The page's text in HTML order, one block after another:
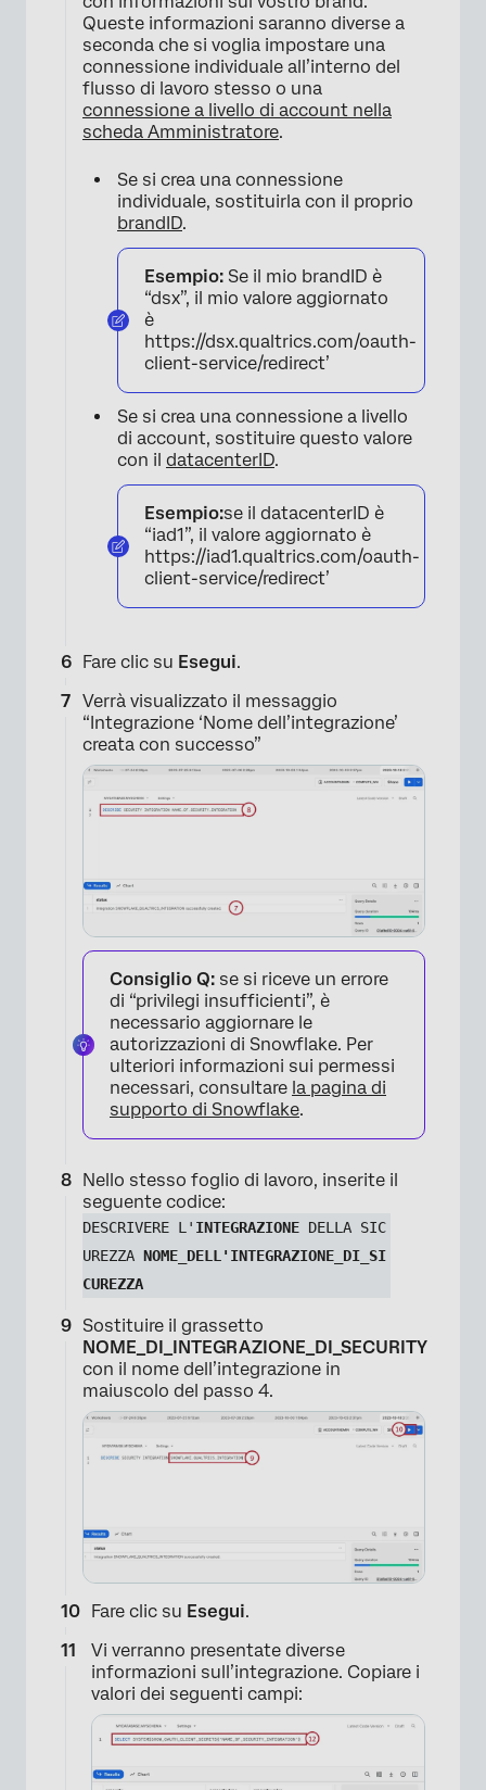
×
Queste informazioni saranno diverse a
seconda che si voglia impostare una
connessione individuale all’interno del
flusso di lavoro stesso o una
connessione a livello di account nella
scheda Amministratore.
Se si crea una connessione
individuale, sostituirla con il proprio
brandID.
Esempio: Se il mio brandID è
“dsx”, il mio valore aggiornato
è
https://dsx.qualtrics.com/oauth-
client-service/redirect’
Se si crea una connessione a livello
di account, sostituire questo valore
con il datacenterID.
Esempio:se il datacenterID è
“iad1”, il valore aggiornato è
https://iad1.qualtrics.com/oauth-
client-service/redirect’
Fare clic su Esegui.
Verrà visualizzato il messaggio
“Integrazione ‘Nome dell’integrazione’
creata con successo”
×
Consiglio Q: se si riceve un errore
di “privilegi insufficienti”, è
necessario aggiornare le
autorizzazioni di Snowflake. Per
ulteriori informazioni sui permessi
necessari, consultare la pagina di
supporto di Snowflake.
Nello stesso foglio di lavoro, inserite il
seguente codice: ​​​​
DESCRIVERE L' INTEGRAZIONE DELLA SIC
UREZZA NOME_DELL'INTEGRAZIONE_DI_SI
CUREZZA
Sostituire il grassetto
NOME_DI_INTEGRAZIONE_DI_SECURITY
con il nome dell’integrazione in
maiuscolo del passo 4.
Fare clic su Esegui.
Vi verranno presentate diverse
informazioni sull’integrazione. Copiare i
valori dei seguenti campi: